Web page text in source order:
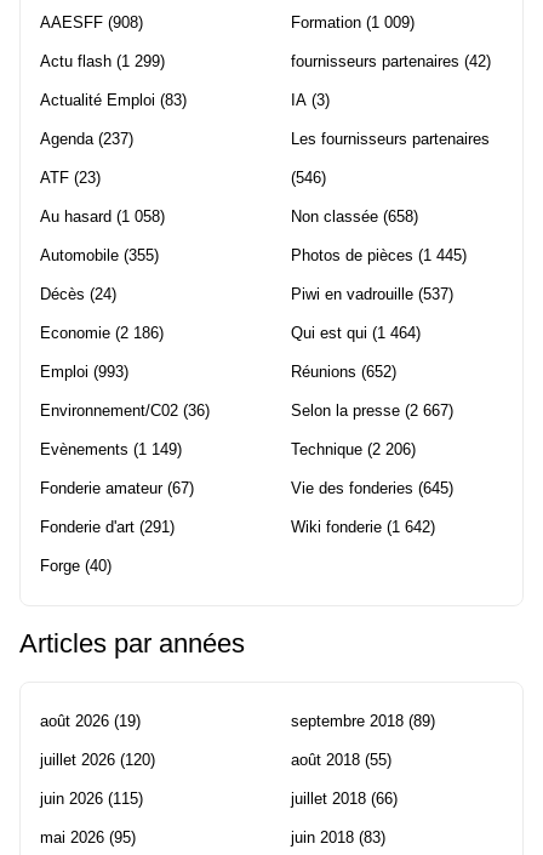
AAESFF (908)
Actu flash (1 299)
Actualité Emploi (83)
Agenda (237)
ATF (23)
Au hasard (1 058)
Automobile (355)
Décès (24)
Economie (2 186)
Emploi (993)
Environnement/C02 (36)
Evènements (1 149)
Fonderie amateur(67)
Fonderie d'art (291)
Forge (40)
Formation (1 009)
fournisseurs partenaires (42)
IA (3)
Les fournisseurs partenaires
(546)
Non classée (658)
Photos de pièces (1 445)
Piwi en vadrouille (537)
Qui est qui (1 464)
Réunions (652)
Selon la presse (2 667)
Technique (2 206)
Vie des fonderies (645)
Wiki fonderie (1 642)
Articles par années
août 2026 (19)
juillet 2026 (120)
juin 2026 (115)
mai 2026 (95)
septembre 2018 (89)
août 2018 (55)
juillet 2018 (66)
juin 2018 (83)